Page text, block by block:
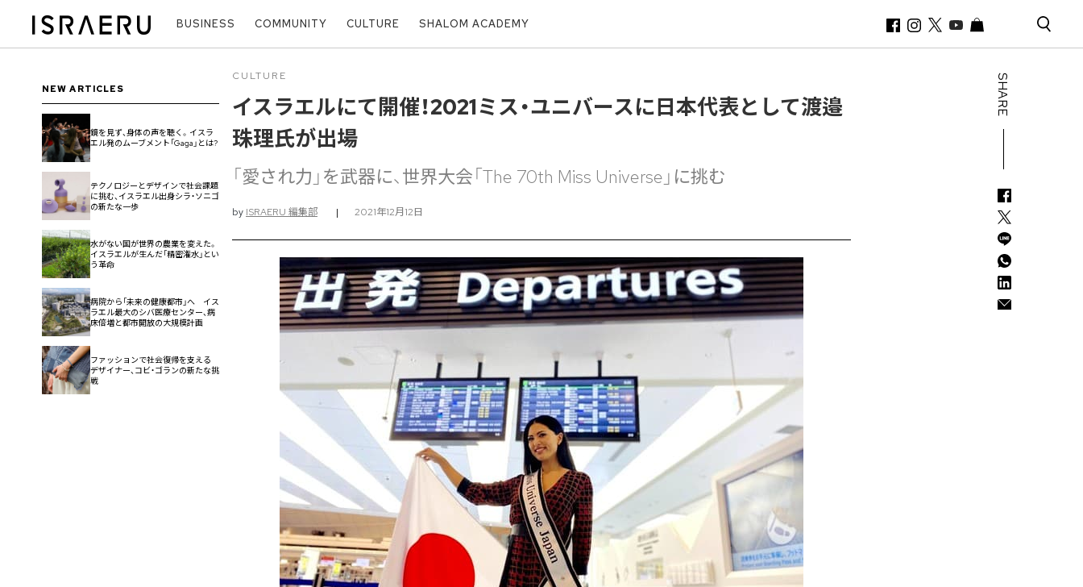
BUSINESS COMMUNITY CULTURE SHALOM ACADEMY
SHARE
NEW ARTICLES
鏡を見ず、身体の声を聴く。イスラ
エル発のムーブメント「Gaga」とは?
テクノロジーとデザインで社会課題
に挑む、イスラエル出身シラ・ソニゴ
の新たな一歩
水がない国が世界の農業を変えた。
イスラエルが生んだ「精密潅水」とい
う革命
病院から「未来の健康都市」へ イス
ラエル最大のシバ医療センター、病
床倍増と都市開放の大規模計画
ファッションで社会復帰を支える
デザイナー、コビ・ゴランの新たな挑
戦
CULTURE
イスラエルにて開催！2021ミス・ユニバースに日本代表として渡邉
珠理氏が出場
「愛され力」を武器に、世界大会「The 70th Miss Universe」に挑む
by ISRAERU 編集部 | 2021年12月12日